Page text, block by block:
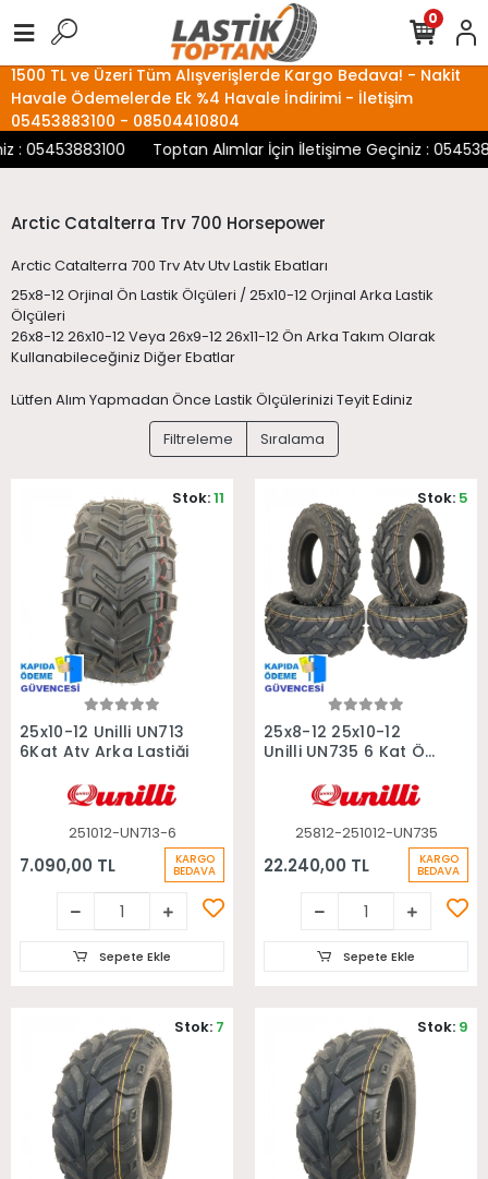
1500 TL ve Üzeri Tüm Alışverişlerde Kargo Bedava! - Nakit
Havale Ödemelerde Ek %4 Havale İndirimi - İletişim
05453883100 - 08504410804
05453883100
Toptan Alımlar İçin İletişime Geçiniz :
0
Arctic Catalterra Trv 700 Horsepower
Arctic Catalterra 700 Trv Atv Utv Lastik Ebatları
25x8-12 Orjinal Ön Lastik Ölçüleri / 25x10-12 Orjinal Arka Lastik
Ölçüleri
26x8-12 26x10-12 Veya 26x9-12 26x11-12 Ön Arka Takım Olarak
Kullanabileceğiniz Diğer Ebatlar
Lütfen Alım Yapmadan Önce Lastik Ölçülerinizi Teyit Ediniz
Filtreleme
Sıralama
Sepete Ekle
25x10-12 Unilli UN713
6Kat Atv Arka Lastiği
251012-UN713-6
7.090,00 TL KARGO
BEDAVA
Stok:11
Sepete Ekle
Sepete Ekle
25x8-12 25x10-12
Unilli UN735 6 Kat Ön
Lastiği
25812-251012-UN735
22.240,00 TL KARGO
BEDAVA
Stok: 5
Sepete Ekle
Stok: 7 Stok: 9